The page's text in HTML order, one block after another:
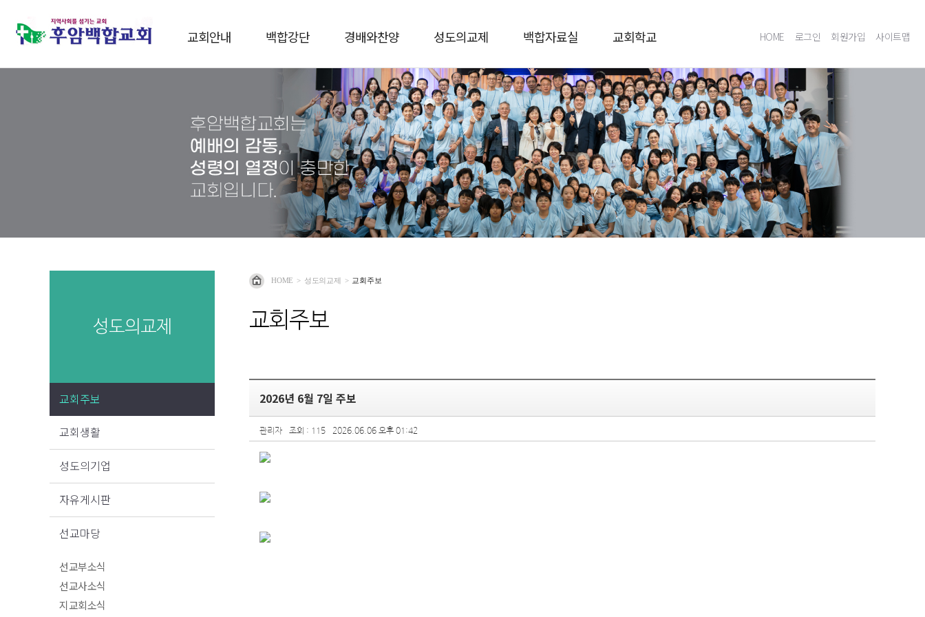
교회안내 백합강단 경배와찬양 성도의교제 백합자료실 교회학교 HOME 로그인 회원가입 사이트맵
성도의교제
교회주보
교회생활
성도의기업
자유게시판
선교마당
선교부소식
선교사소식
지교회소식
HOME > 성도의교제 > 교회주보
교회주보
2026년 6월 7일 주보
관리자 조회 : 115 2026.06.06 오후 01:42